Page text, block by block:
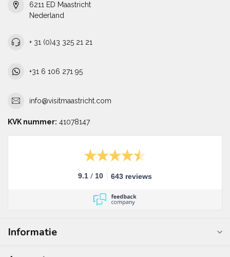
6211 ED Maastricht
Nederland
+ 31 (0)43 325 21 21
+31 6 106 271 95
info@visitmaastricht.com
KVK nummer: 41078147
9.1 / 10 643 reviews
Informatie